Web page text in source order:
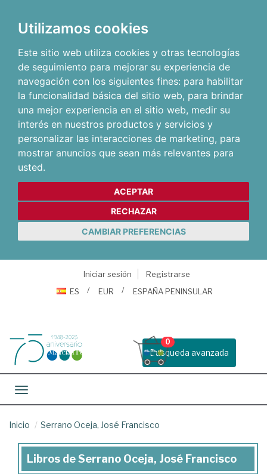
Utilizamos cookies
Este sitio web utiliza cookies y otras tecnologías
de seguimiento para mejorar su experiencia de
navegación con los siguientes fines: para habilitar
la funcionalidad básica del sitio web, para brindar
una mejor experiencia en el sitio web, medir su
interés en nuestros productos y servicios y
personalizar las interacciones de marketing, para
mostrar anuncios que sean más relevantes para
usted.
ACEPTAR
RECHAZAR
CAMBIAR PREFERENCIAS
Iniciar sesión
Registrarse
ES
EUR ESPAÑA PENINSULAR
Busqueda avanzada
0
Toggle navigation
Inicio Serrano Oceja, José Francisco
Libros
Libros de Serrano Oceja, José Francisco